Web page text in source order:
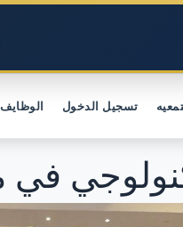
تسجيل الدخول الوظايف